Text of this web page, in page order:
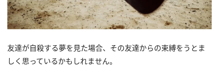
友達が自殺する夢を見た場合、その友達からの束縛をうとま
しく思っているかもしれません。